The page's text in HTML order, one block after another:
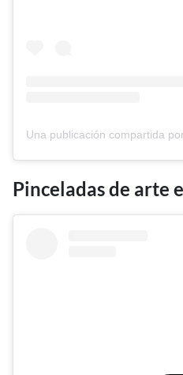
Pinceladas de arte